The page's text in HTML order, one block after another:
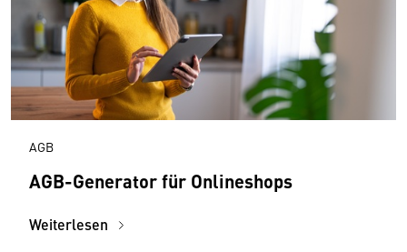
AGB
AGB-Generator für Onlineshops
Weiterlesen